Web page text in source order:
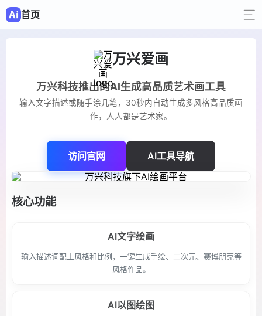
首页
万兴爱画
万兴科技推出的AI生成高品质艺术画工具
输入文字描述或随手涂几笔，30秒内自动生成多风格高品质画
作，人人都是艺术家。
访问官网 AI工具导航
核心功能
AI文字绘画
输入描述词配上风格和比例，一键生成手绘、二次元、赛博朋克等
风格作品。
AI以图绘图